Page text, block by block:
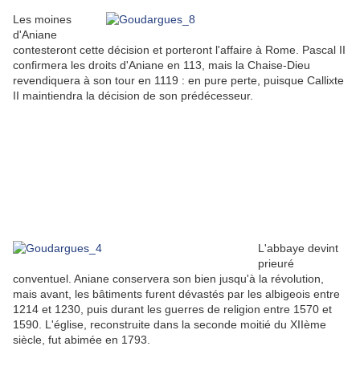
Les moines
d'Aniane
contesteront cette décision et porteront l'affaire à Rome. Pascal II
confirmera les droits d'Aniane en 113, mais la Chaise-Dieu
revendiquera à son tour en 1119 : en pure perte, puisque Callixte
II maintiendra la décision de son prédécesseur.
L'abbaye devint
prieuré
conventuel. Aniane conservera son bien jusqu'à la révolution,
mais avant, les bâtiments furent dévastés par les albigeois entre
1214 et 1230, puis durant les guerres de religion entre 1570 et
1590. L'église, reconstruite dans la seconde moitié du XIIème
siècle, fut abimée en 1793.